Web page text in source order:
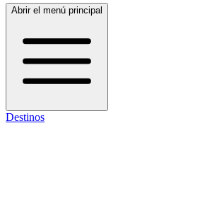
Abrir el menú principal
Destinos